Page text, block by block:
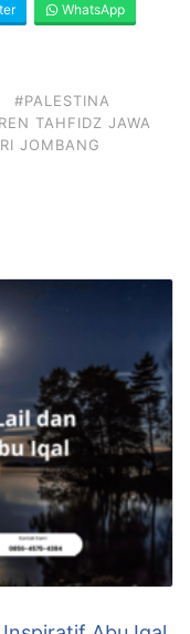
WhatsApp
#PALESTINA
TAHFIDZ JAWA
JOMBANG